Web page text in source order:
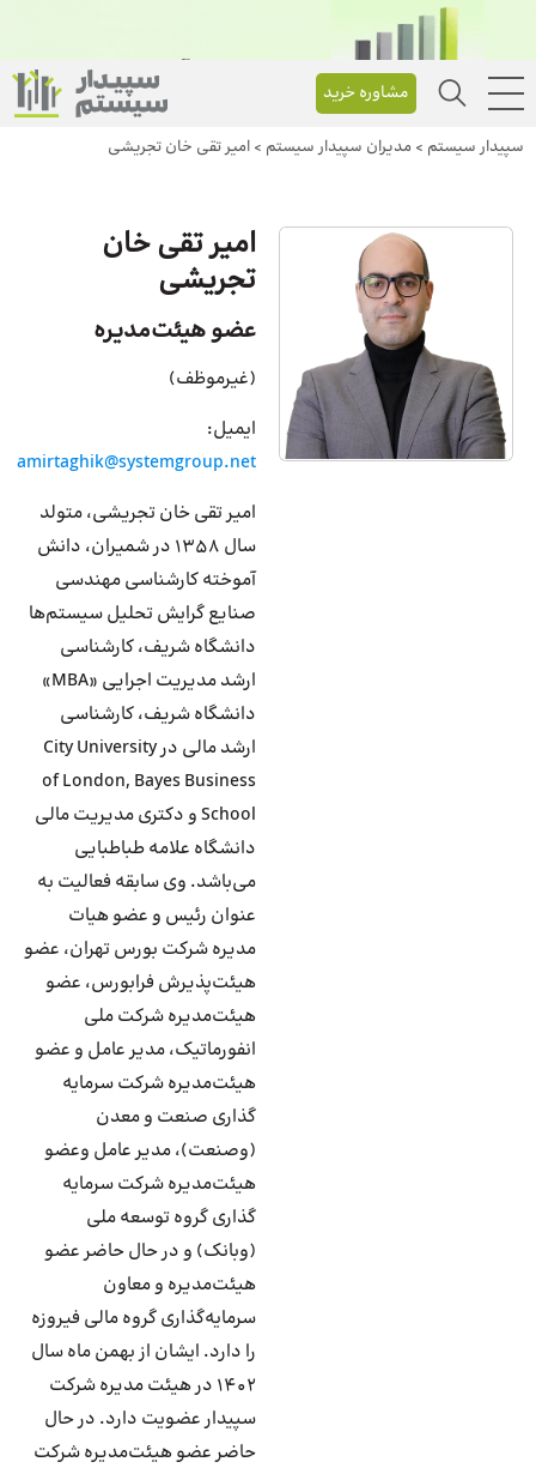
مشاوره خرید
سپیدار سیستم > مدیران سپیدار سیستم > امیر تقی خان تجریشی
امیر تقی خان
تجریشی
عضو هیئت‌مدیره
(غیرموظف)
ایمیل:
amirtaghik@systemgroup.net
امیر تقی خان تجریشی، متولد
سال ۱۳۵۸ در شمیران، دانش
آموخته کارشناسی مهندسی
صنایع گرایش تحلیل سیستم‌ها
دانشگاه شریف، کارشناسی
ارشد مدیریت اجرایی «MBA»
دانشگاه شریف، کارشناسی
ارشد مالی در City University
of London, Bayes Business
School و دکتری مدیریت مالی
دانشگاه علامه طباطبایی
می‌باشد. وی سابقه فعالیت به
عنوان رئیس و عضو هیات
مدیره شرکت بورس تهران، عضو
هیئت‌پذیرش فرابورس، عضو
هیئت‌مدیره شرکت ملی
انفورماتیک، مدیر عامل و عضو
هیئت‌مدیره شرکت سرمایه
گذاری صنعت و معدن
(وصنعت)، مدیر عامل وعضو
هیئت‌مدیره شرکت سرمایه
گذاری گروه توسعه ملی
(وبانک) و در حال حاضر عضو
هیئت‌مدیره و معاون
سرمایه‌گذاری گروه مالی فیروزه
را دارد. ایشان از بهمن ماه سال
۱۴۰۲ در هیئت مدیره شرکت
سپیدار عضویت دارد. در حال
حاضر عضو هیئت‌مدیره شرکت